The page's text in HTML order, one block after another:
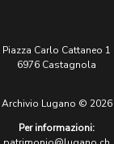
Piazza Carlo Cattaneo 1
6976 Castagnola
Archivio Lugano © 2026
Per informazioni: